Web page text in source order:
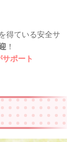
得ている安全サ
！
ポート